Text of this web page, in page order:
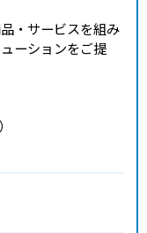
・サービスを組み
ーションをご提